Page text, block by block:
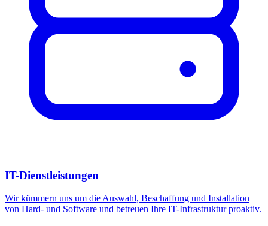
IT-Dienstleistungen
Wir kümmern uns um die Auswahl, Beschaffung und Installation
von Hard- und Software und betreuen Ihre IT-Infrastruktur proaktiv.